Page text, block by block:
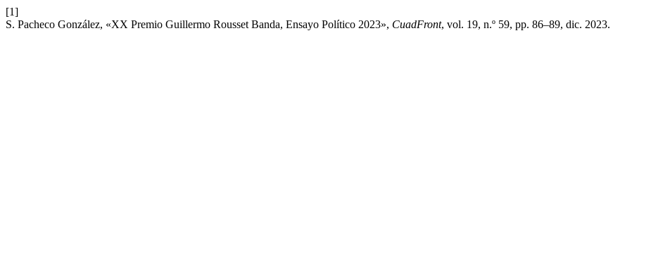
[1]
S. Pacheco González, «XX Premio Guillermo Rousset Banda, Ensayo Político 2023», CuadFront, vol. 19, n.º 59, pp. 86–89, dic. 2023.